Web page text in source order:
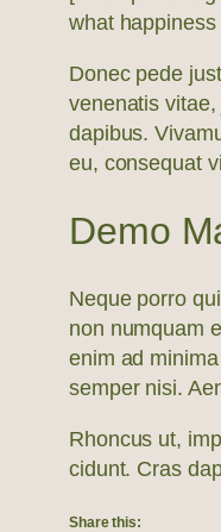
what
Donec pede
venenatis
dapibus.
eu, consequat
Demo
Neque porro
non numquam
enim ad
semper nisi.
Rhoncus ut,
cidunt. Cras
Share this: